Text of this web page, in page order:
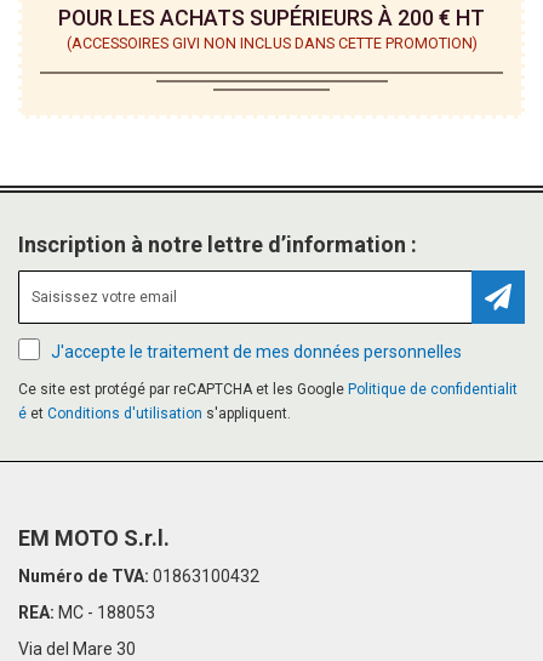
POUR LES ACHATS SUPÉRIEURS À 200 € HT
(ACCESSOIRES GIVI NON INCLUS DANS CETTE PROMOTION)
Inscription à notre lettre d’information :
J'accepte le traitement de mes données personnelles
Ce site est protégé par reCAPTCHA et les Google Politique de confidentialit
é et Conditions d'utilisation s'appliquent.
EM MOTO S.r.l.
Numéro de TVA: 01863100432
REA: MC - 188053
Via del Mare 30